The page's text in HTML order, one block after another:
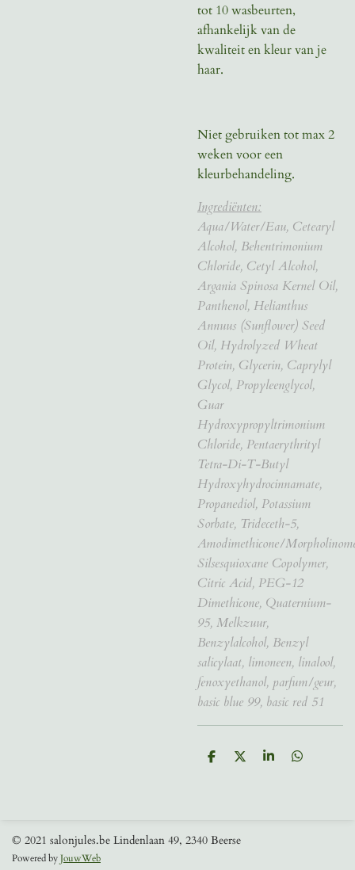
tot 10 wasbeurten,
afhankelijk van de
kwaliteit en kleur van je
haar.
Niet gebruiken tot max 2
weken voor een
kleurbehandeling.
Ingrediënten:
Aqua/Water/Eau, Cetearyl
Alcohol, Behentrimonium
Chloride, Cetyl Alcohol,
Argania Spinosa Kernel Oil,
Panthenol, Helianthus
Annuus (Sunflower) Seed
Oil, Hydrolyzed Wheat
Protein, Glycerin, Caprylyl
Glycol, Propyleenglycol,
Guar
Hydroxypropyltrimonium
Chloride, Pentaerythrityl
Tetra-Di-T-Butyl
Hydroxyhydrocinnamate,
Propanediol, Potassium
Sorbate, Trideceth-5,
Amodimethicone/
Silsesquioxane Copolymer,
Citric Acid, PEG-12
Dimethicone, Quaternium-
95, Melkzuur,
Benzylalcohol, Benzyl
salicylaat, limoneen, linalool,
fenoxyethanol, parfum/geur,
basic blue 99, basic red 51
D
D
S
D
© 2021 salonjules.be Lindenlaan 49, 2340 Beerse
Powered byJouwWeb